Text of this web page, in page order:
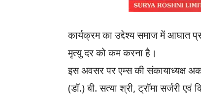
कार्यक्रम का उद्देश्य समाज में आघात
मृत्यु दर को कम करना है।
इस अवसर पर एम्स की संकायाध्यक्ष
(डॉ.) बी. सत्या श्री, ट्रॉमा सर्जरी